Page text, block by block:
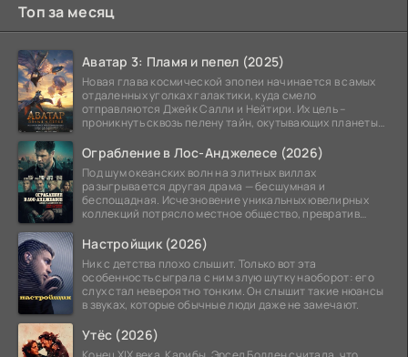
Топ за месяц
Аватар 3: Пламя и пепел (2025)
Новая глава космической эпопеи начинается в самых
отдаленных уголках галактики, куда смело
отправляются Джейк Салли и Нейтири. Их цель –
проникнуть сквозь пелену тайн, окутывающих планеты
Ограбление в Лос-Анджелесе (2026)
Под шум океанских волн на элитных виллах
разыгрывается другая драма — бесшумная и
беспощадная. Исчезновение уникальных ювелирных
коллекций потрясло местное общество, превратив
Настройщик (2026)
Ник с детства плохо слышит. Только вот эта
особенность сыграла с ним злую шутку наоборот: его
слух стал невероятно тонким. Он слышит такие нюансы
в звуках, которые обычные люди даже не замечают.
Утёс (2026)